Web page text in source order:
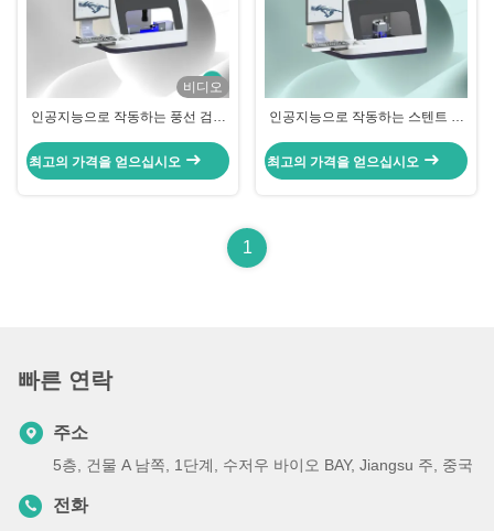
비디오
인공지능으로 작동하는 풍선 검사
최고의 가격을 얻으십시오
인공지능으로 작동하는 스텐트 검
최고의 가격을 얻으십시오
1
빠른 연락
주소
5층, 건물 A 남쪽, 1단계, 수저우 바이오 BAY, Jiangsu 주, 중국
전화